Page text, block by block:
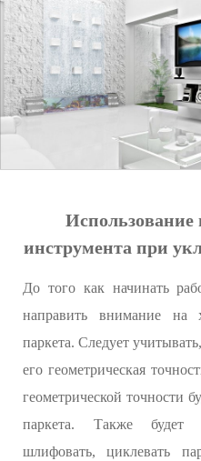
Использование
инструмента при
До того как начинать
направить внимание на
паркета. Следует
его геометрическая
геометрической точности
паркета. Также будет
шлифовать, циклевать